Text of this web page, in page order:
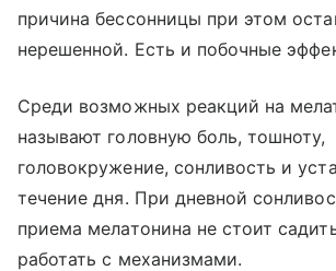
причина бессонницы при этом
нерешенной. Есть и побочные
Среди возможных реакций на
называют головную боль, тошноту,
головокружение, сонливость и
течение дня. При дневной
приема мелатонина не стоит
работать с механизмами.